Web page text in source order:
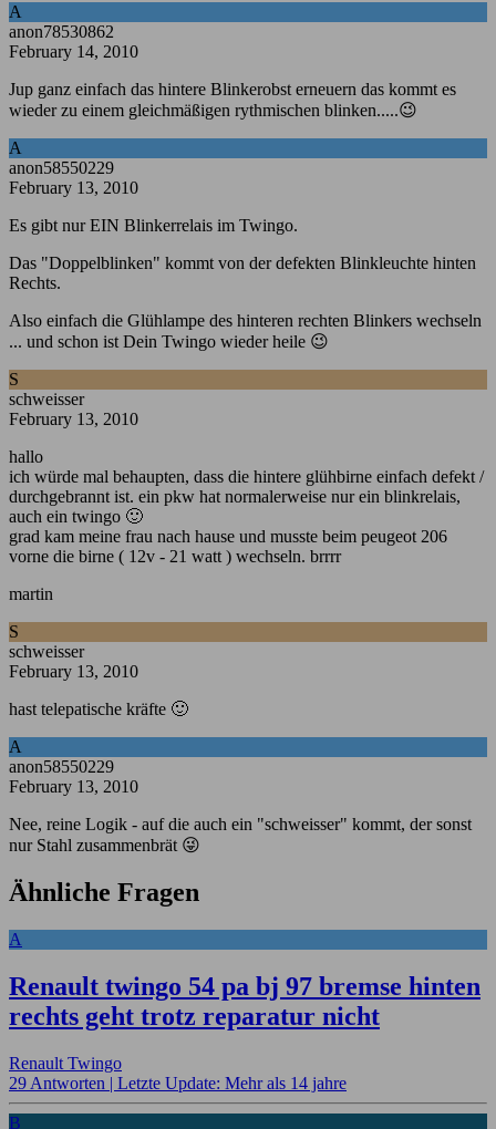
A
anon78530862
February 14, 2010
Jup ganz einfach das hintere Blinkerobst erneuern das kommt es
wieder zu einem gleichmäßigen rythmischen blinken.....😉
A
anon58550229
February 13, 2010
Es gibt nur EIN Blinkerrelais im Twingo.
Das "Doppelblinken" kommt von der defekten Blinkleuchte hinten
Rechts.
Also einfach die Glühlampe des hinteren rechten Blinkers wechseln
... und schon ist Dein Twingo wieder heile 😉
S
schweisser
February 13, 2010
hallo
ich würde mal behaupten, dass die hintere glühbirne einfach defekt /
durchgebrannt ist. ein pkw hat normalerweise nur ein blinkrelais,
auch ein twingo 🙂
grad kam meine frau nach hause und musste beim peugeot 206
vorne die birne ( 12v - 21 watt ) wechseln. brrrr
martin
S
schweisser
February 13, 2010
hast telepatische kräfte 🙂
A
anon58550229
February 13, 2010
Nee, reine Logik - auf die auch ein "schweisser" kommt, der sonst
nur Stahl zusammenbrät 😜
Ähnliche Fragen
A
Renault twingo 54 pa bj 97 bremse hinten
rechts geht trotz reparatur nicht
Renault Twingo
29 Antworten | Letzte Update: Mehr als 14 jahre
B